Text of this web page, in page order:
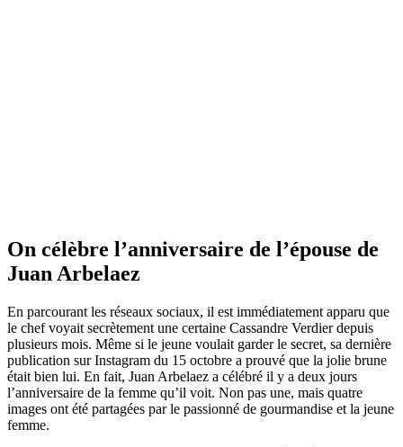
On célèbre l’anniversaire de l’épouse de
Juan Arbelaez
En parcourant les réseaux sociaux, il est immédiatement apparu que
le chef voyait secrètement une certaine Cassandre Verdier depuis
plusieurs mois. Même si le jeune voulait garder le secret, sa dernière
publication sur Instagram du 15 octobre a prouvé que la jolie brune
était bien lui. En fait, Juan Arbelaez a célébré il y a deux jours
l’anniversaire de la femme qu’il voit. Non pas une, mais quatre
images ont été partagées par le passionné de gourmandise et la jeune
femme.